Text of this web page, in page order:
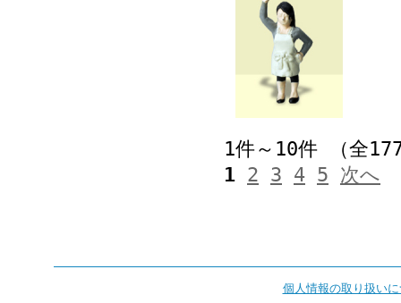
1件～10件 （全
1 2 3 4 5 次へ
個人情報の取り扱い